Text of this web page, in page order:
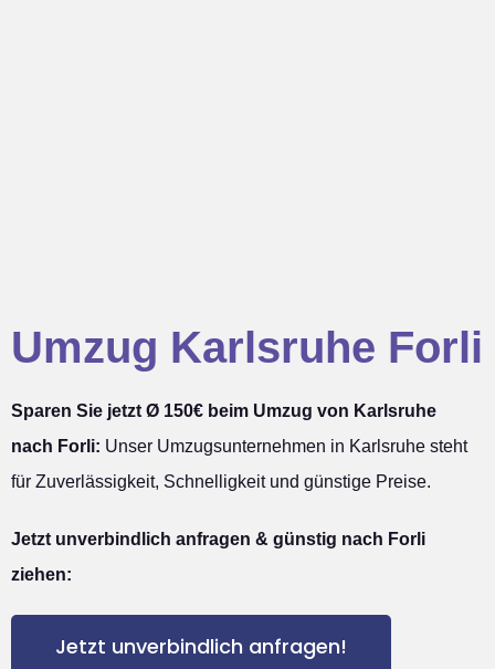
Umzug Karlsruhe Forli
Sparen Sie jetzt Ø 150€ beim Umzug von Karlsruhe
nach Forli: Unser Umzugsunternehmen in Karlsruhe steht
für Zuverlässigkeit, Schnelligkeit und günstige Preise.
Jetzt unverbindlich anfragen & günstig nach Forli
ziehen:
Jetzt unverbindlich anfragen!